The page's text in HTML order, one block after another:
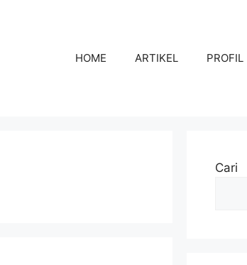
HOME ARTIKEL PROFIL
Cari